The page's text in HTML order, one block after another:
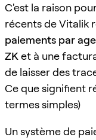
C'est la raison
récents de Vitalik
paiements par
ZK et à une
de laisser des
Ce que signifient
termes simples)
Un système de